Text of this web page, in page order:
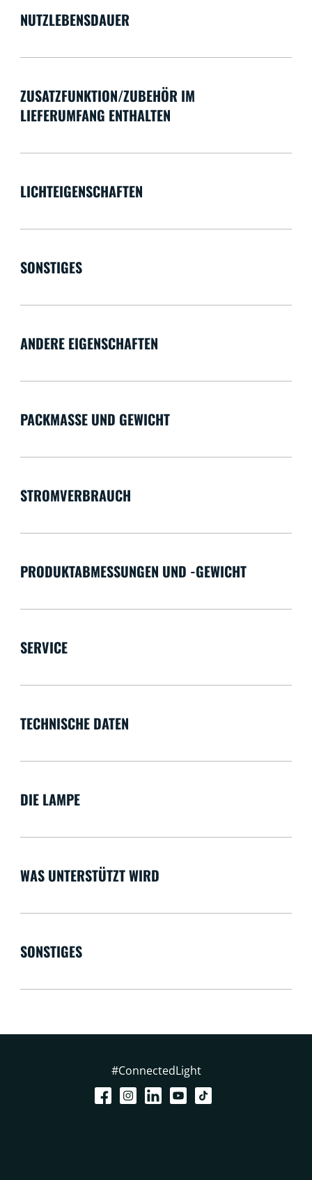
NUTZLEBENSDAUER
ZUSATZFUNKTION/ZUBEHÖR IM
LIEFERUMFANG ENTHALTEN
LICHTEIGENSCHAFTEN
SONSTIGES
ANDERE EIGENSCHAFTEN
PACKMASSE UND GEWICHT
STROMVERBRAUCH
PRODUKTABMESSUNGEN UND -GEWICHT
SERVICE
TECHNISCHE DATEN
DIE LAMPE
WAS UNTERSTÜTZT WIRD
SONSTIGES
#ConnectedLight